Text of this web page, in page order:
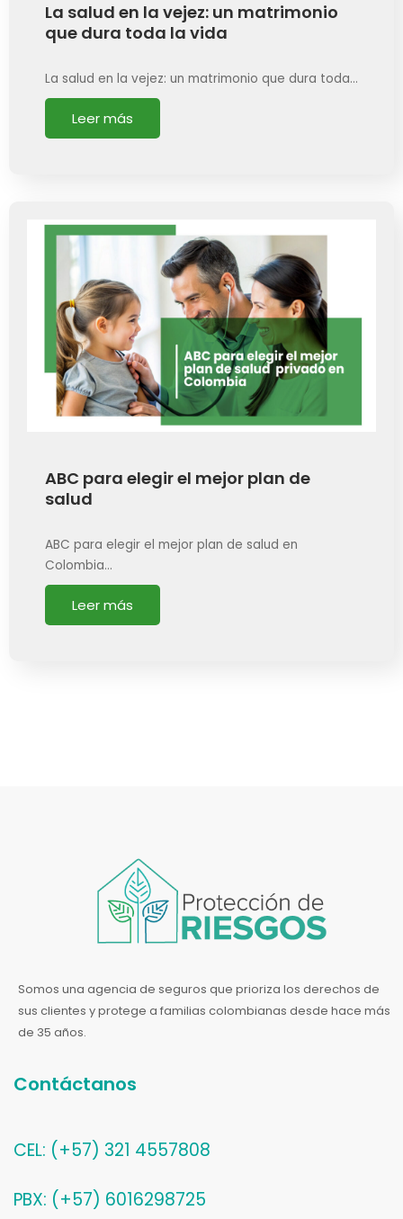
La salud en la vejez: un matrimonio
que dura toda la vida
La salud en la vejez: un matrimonio que dura toda…
Leer más
ABC para elegir el mejor plan de
salud
ABC para elegir el mejor plan de salud en
Colombia…
Leer más
Somos una agencia de seguros que prioriza los derechos de
sus clientes y protege a familias colombianas desde hace más
de 35 años.
Contáctanos
CEL: (+57) 321 4557808
PBX: (+57) 6016298725